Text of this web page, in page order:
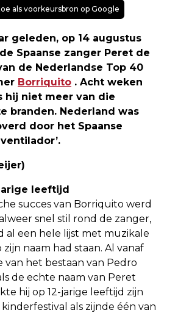
als voorkeursbron op Google
geleden, op 14 augustus
Spaanse zanger Peret de
de Nederlandse Top 40
Borriquito . Acht weken
hij niet meer van die
branden. Nederland was
door het Spaanse
leeftijd
succes van Borriquito werd
snel stil rond de zanger,
al een hele lijst met muzikale
naam had staan. Al vanaf
van het bestaan van Pedro
de echte naam van Peret
hij op 12-jarige leeftijd zijn
als zijnde één van